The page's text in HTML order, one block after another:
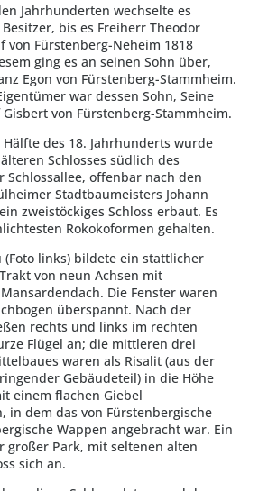
Jahrhunderten wechselte es
bis es Freiherr Theodor
von Fürstenberg-Neheim 1818
ging es an seinen Sohn über,
Egon von Fürstenberg-Stammheim.
war dessen Sohn, Seine
Gisbert von Fürstenberg-Stammheim.
des 18. Jahrhunderts wurde
Schlosses südlich des
Schlossallee, offenbar nach den
Stadtbaumeisters Johann
zweistöckiges Schloss erbaut. Es
Rokokoformen gehalten.
(Foto links) bildete ein stattlicher
von neun Achsen mit
Die Fenster waren
überspannt. Nach der
rechts und links im rechten
Flügel an; die mittleren drei
waren als Risalit (aus der
Gebäudeteil) in die Höhe
einem flachen Giebel
in dem das von Fürstenbergische
Wappen angebracht war. Ein
großer Park, mit seltenen alten
sich an.